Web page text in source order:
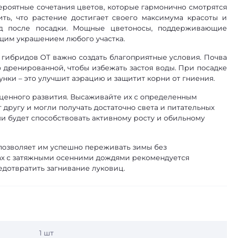
сочетания цветов, которые гармонично смотрятся
что растение достигает своего максимума красоты и
посадки. Мощные цветоносы, поддерживающие
украшением любого участка.
ОТ важно создать благоприятные условия. Почва
чтобы избежать застоя воды. При посадке
– это улучшит аэрацию и защитит корни от гниения.
развития. Высаживайте их с определенным
и могли получать достаточно света и питательных
способствовать активному росту и обильному
им успешно переживать зимы без
с затяжными осенними дождями рекомендуется
загнивание луковиц.
1 шт